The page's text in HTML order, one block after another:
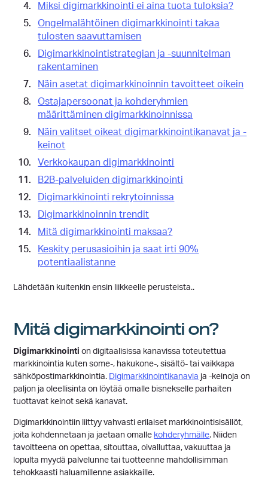
Miksi digimarkkinointi ei aina tuota tuloksia?
Ongelmalähtöinen digimarkkinointi takaa
tulosten saavuttamisen
Digimarkkinointistrategian ja -suunnitelman
rakentaminen
Näin asetat digimarkkinoinnin tavoitteet oikein
Ostajapersoonat ja kohderyhmien
määrittäminen digimarkkinoinnissa
Näin valitset oikeat digimarkkinointikanavat ja -
keinot
Verkkokaupan digimarkkinointi
B2B-palveluiden digimarkkinointi
Digimarkkinointi rekrytoinnissa
Digimarkkinoinnin trendit
Mitä digimarkkinointi maksaa?
Keskity perusasioihin ja saat irti 90%
potentiaalistanne
Lähdetään kuitenkin ensin liikkeelle perusteista..
Mitä digimarkkinointi on?
Digimarkkinointi on digitaalisissa kanavissa toteutettua
markkinointia kuten some-, hakukone-, sisältö- tai vaikkapa
sähköpostimarkkinointia. Digimarkkinointikanavia ja -keinoja on
paljon ja oleellisinta on löytää omalle bisnekselle parhaiten
tuottavat keinot sekä kanavat.
Digimarkkinointiin liittyy vahvasti erilaiset markkinointisisällöt,
joita kohdennetaan ja jaetaan omalle kohderyhmälle. Niiden
tavoitteena on opettaa, sitouttaa, oivalluttaa, vakuuttaa ja
lopulta myydä palvelunne tai tuotteenne mahdollisimman
tehokkaasti haluamillenne asiakkaille.